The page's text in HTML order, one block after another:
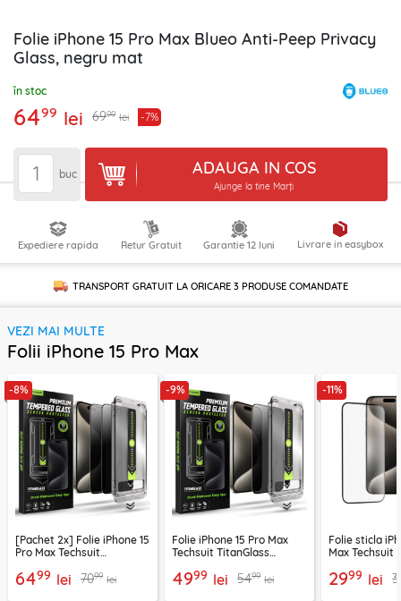
Folie iPhone 15 Pro Max Blueo Anti-Peep Privacy
Glass, negru mat
în stoc
6499 lei 6999 lei -7%
buc ADAUGA IN COS
Ajunge la tine Marți
Expediere rapida Retur Gratuit Garantie 12 luni Livrare in easybox
TRANSPORT GRATUIT LA ORICARE 3 PRODUSECOMANDATE
VEZI MAI MULTE
Folii iPhone 15 Pro Max
-8%
[Pachet 2x] Folie iPhone 15
Pro Max Techsuit
privacy
6499 lei 7099 lei
-9%
Folie iPhone 15 Pro Max
Techsuit TitanGlass
4999 lei 5499 lei
-11%
Folie sticla
Max Techsuit
2999 lei